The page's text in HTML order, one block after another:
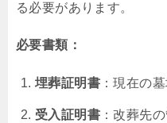
る必要があります。
必要書類：
埋葬証明書 ：現在の
受入証明書 ：改葬先